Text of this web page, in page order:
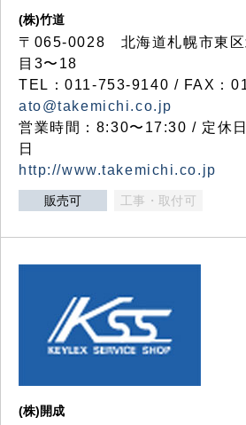
(株)竹道
〒065-0028 北海道札幌市東区
目3〜18
TEL：011-753-9140 / FAX：
ato@takemichi.co.jp
営業時間：8:30〜17:30 / 定休
日
http://www.takemichi.co.jp
販売可 工事・取付可
(株)開成